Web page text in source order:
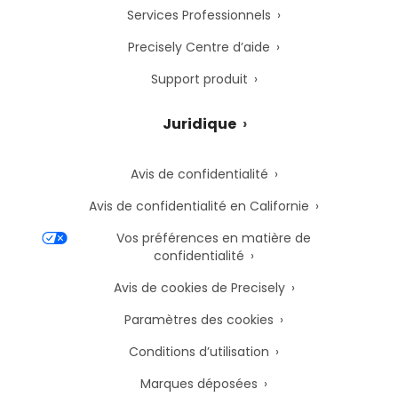
Services Professionnels
Precisely Centre d’aide
Support produit
Juridique
Avis de confidentialité
Avis de confidentialité en Californie
Vos préférences en matière de
confidentialité
Avis de cookies de Precisely
Paramètres des cookies
Conditions d’utilisation
Marques déposées